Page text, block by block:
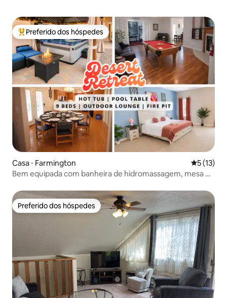
Entre os melhores preferidos dos hóspedes
Preferido dos hóspedes
Casa ⋅ Farmington 5 de uma
5 (13)
Bem equipada com banheira de hidromassagem, mesa de
Preferido dos hóspedes
Preferido dos hóspedes